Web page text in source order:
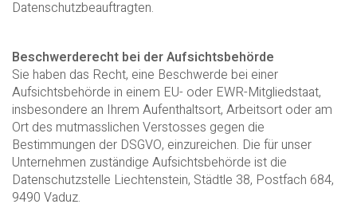
Datenschutzbeauftragten.
Beschwerderecht bei der Aufsichtsbehörde
Sie haben das Recht, eine Beschwerde bei einer
Aufsichtsbehörde in einem EU- oder EWR-Mitgliedstaat,
insbesondere an Ihrem Aufenthaltsort, Arbeitsort oder am
Ort des mutmasslichen Verstosses gegen die
Bestimmungen der DSGVO, einzureichen. Die für unser
Unternehmen zuständige Aufsichtsbehörde ist die
Datenschutzstelle Liechtenstein, Städtle 38, Postfach 684,
9490 Vaduz.